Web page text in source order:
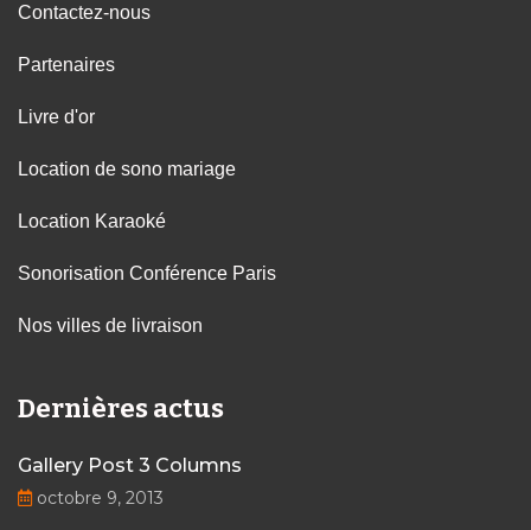
Contactez-nous
Partenaires
Livre d'or
Location de sono mariage
Location Karaoké
Sonorisation Conférence Paris
Nos villes de livraison
Dernières actus
Gallery Post 3 Columns
octobre 9, 2013